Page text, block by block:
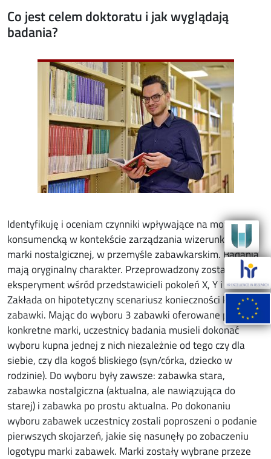
Co jest celem doktoratu i jak wyglądają
badania?
Identyfikuję i oceniam czynniki wpływające na motywację
konsumencką w kontekście zarządzania wizerunkiem
marki nostalgicznej, w przemyśle zabawkarskim. Badania
mają oryginalny charakter. Przeprowadzony został
eksperyment wśród przedstawicieli pokoleń X, Y i Z.
Zakłada on hipotetyczny scenariusz konieczności kupna
zabawki. Mając do wyboru 3 zabawki oferowane przez
konkretne marki, uczestnicy badania musieli dokonać
wyboru kupna jednej z nich niezależnie od tego czy dla
siebie, czy dla kogoś bliskiego (syn/córka, dziecko w
rodzinie). Do wyboru były zawsze: zabawka stara,
zabawka nostalgiczna (aktualna, ale nawiązująca do
starej) i zabawka po prostu aktualna. Po dokonaniu
wyboru zabawek uczestnicy zostali poproszeni o podanie
pierwszych skojarzeń, jakie się nasunęły po zobaczeniu
logotypu marki zabawek. Marki zostały wybrane przeze